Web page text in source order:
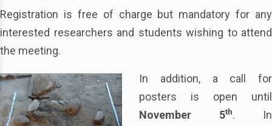
Registration is free of charge but mandatory for any
interested researchers and students wishing to attend
the meeting.
In addition, a call for
posters is open until
November 5th. In